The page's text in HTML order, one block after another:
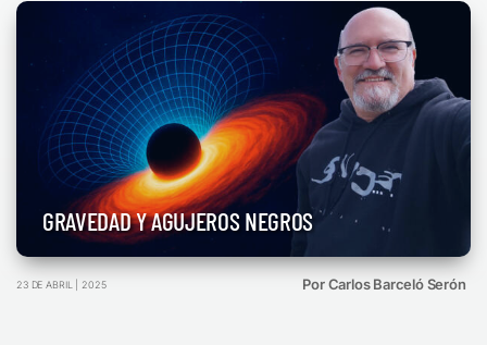
GRAVEDAD Y AGUJEROS NEGROS
23 DE ABRIL | 2025 Por Carlos Barceló Serón